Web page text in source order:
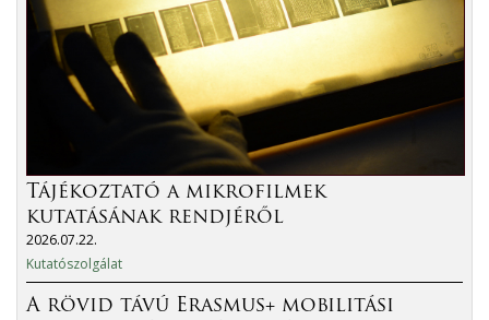
Tájékoztató a mikrofilmek
kutatásának rendjéről
2026.07.22.
Kutatószolgálat
A rövid távú Erasmus+ mobilitási